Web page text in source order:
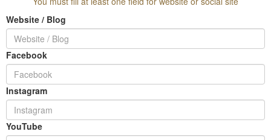
Website / Blog
Facebook
Instagram
YouTube